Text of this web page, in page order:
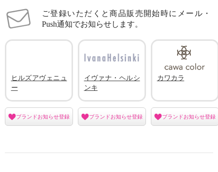
ご登録いただくと商品販売開始時にメール・
Push通知でお知らせします。
ヒルズアヴェニュ
ー
ブランドお知らせ登録
イヴァナ・ヘルシ
ンキ
ブランドお知らせ登録
カワカラ
ブランドお知らせ登録